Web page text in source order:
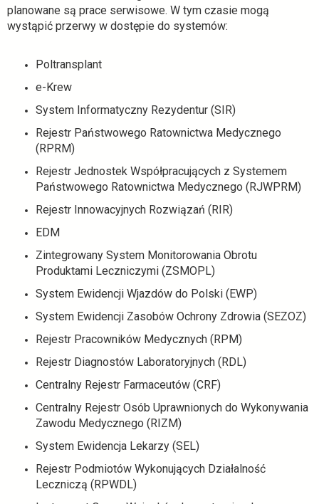
planowane są prace serwisowe. W tym czasie mogą
wystąpić przerwy w dostępie do systemów:
Poltransplant
e-Krew
System Informatyczny Rezydentur (SIR)
Rejestr Państwowego Ratownictwa Medycznego
(RPRM)
Rejestr Jednostek Współpracujących z Systemem
Państwowego Ratownictwa Medycznego (RJWPRM)
Rejestr Innowacyjnych Rozwiązań (RIR)
EDM
Zintegrowany System Monitorowania Obrotu
Produktami Leczniczymi (ZSMOPL)
System Ewidencji Wjazdów do Polski (EWP)
System Ewidencji Zasobów Ochrony Zdrowia (SEZOZ)
Rejestr Pracowników Medycznych (RPM)
Rejestr Diagnostów Laboratoryjnych (RDL)
Centralny Rejestr Farmaceutów (CRF)
Centralny Rejestr Osób Uprawnionych do Wykonywania
Zawodu Medycznego (RIZM)
System Ewidencja Lekarzy (SEL)
Rejestr Podmiotów Wykonujących Działalność
Leczniczą (RPWDL)